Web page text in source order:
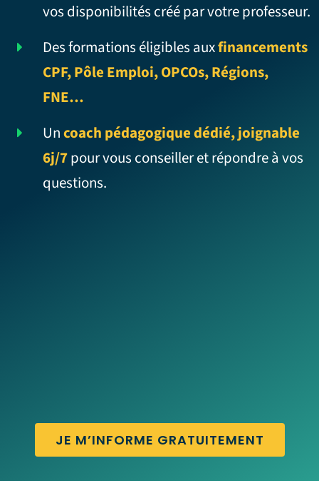
vos disponibilités créé par votre professeur.
Des formations éligibles auxfinancements
CPF, Pôle Emploi, OPCOs, Régions,
FNE…
Uncoach pédagogique dédié, joignable
6j/7pour vous conseiller et répondre à vos
questions.
JE M’INFORME GRATUITEMENT